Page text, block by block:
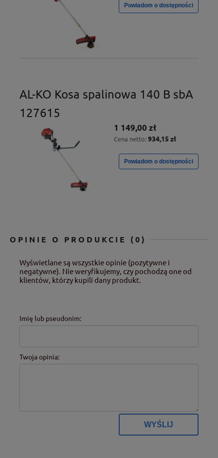
Powiadom o dostępności
AL-KO Kosa spalinowa 140 B sbA
127615
1 149,00 zł
Cena netto: 934,15 zł
Powiadom o dostępności
OPINIE O PRODUKCIE (0)
Wyświetlane są wszystkie opinie (pozytywne i
negatywne). Nie weryfikujemy, czy pochodzą one od
klientów, którzy kupili dany produkt.
Imię lub pseudonim:
Twoja opinia:
WYŚLIJ